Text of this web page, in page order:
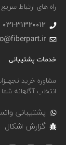
راه های ارتباط سریع
031-۳۱۳۲۰۰۱۲
خدمات پشتیبانی
مشاوره خرید
انتخاب آگاهانه شما
پشتیبانی
گزارش اشکال